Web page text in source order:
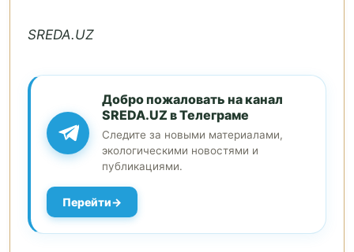
SREDA.UZ
Добро пожаловать на канал
SREDA.UZ в Телеграме
Следите за новыми материалами,
экологическими новостями и
публикациями.
Перейти